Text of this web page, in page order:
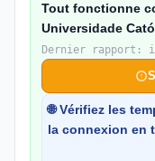
Tout fonctionne
Universidade
Dernier rapport:
🌐 Vérifiez les
la connexion en